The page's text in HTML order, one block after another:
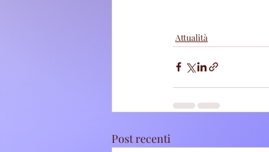
Attualità
Post recenti